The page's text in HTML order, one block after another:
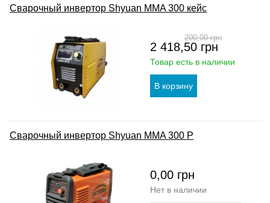
Сварочный инвертор Shyuan MMA 300 кейс
2 418,50 грн
200,00грн
Товар есть в наличии
Сварочный инвертор Shyuan MMA 300 P
0,00 грн
Нет в наличии